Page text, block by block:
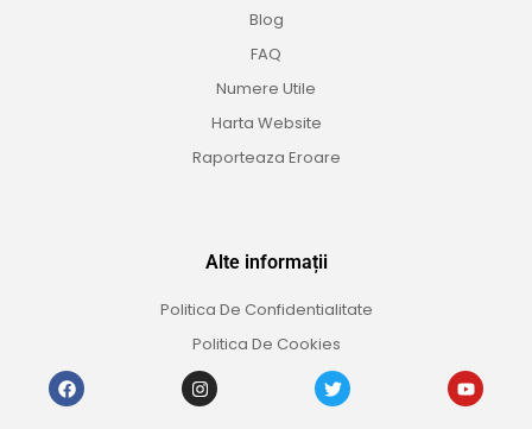
Blog
FAQ
Numere Utile
Harta Website
Raporteaza Eroare
Alte informații
Politica De Confidentialitate
Politica De Cookies